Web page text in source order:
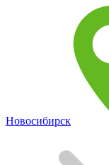
Новосибирск